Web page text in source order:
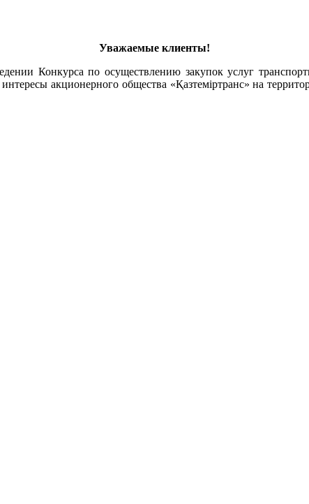
Уважаемые клиенты!
Конкурса по осуществлению закупок услуг
акционерного общества «Қазтеміртранс» на